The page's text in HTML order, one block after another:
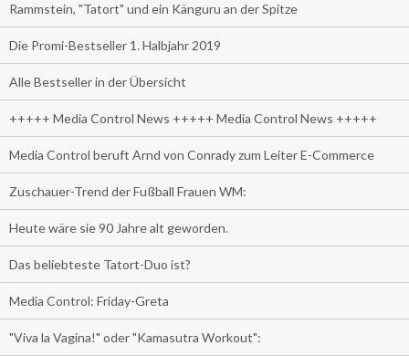
Rammstein, "Tatort" und ein Känguru an der Spitze
Die Promi-Bestseller 1. Halbjahr 2019
Alle Bestseller in der Übersicht
+++++ Media Control News +++++ Media Control News +++++
Media Control beruft Arnd von Conrady zum Leiter E-Commerce
Zuschauer-Trend der Fußball Frauen WM:
Heute wäre sie 90 Jahre alt geworden.
Das beliebteste Tatort-Duo ist?
Media Control: Friday-Greta
"Viva la Vagina!" oder "Kamasutra Workout":